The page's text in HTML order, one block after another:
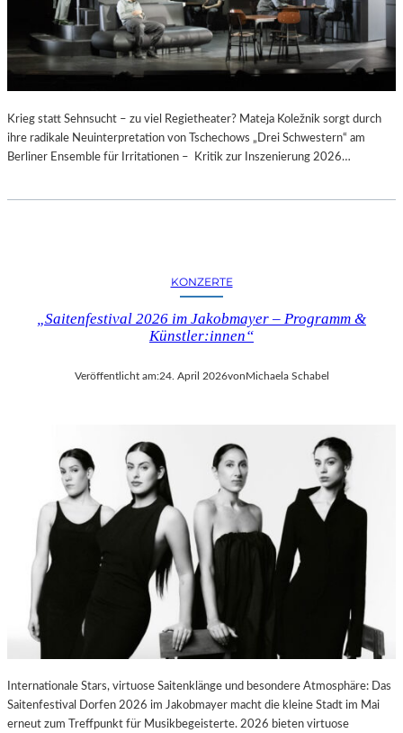
D
A
R
M
N
M
A
Krieg statt Sehnsucht – zu viel Regietheater? Mateja Koležnik sorgt durch
ihre radikale Neuinterpretation von Tschechows „Drei Schwestern“ am
Berliner Ensemble für Irritationen – Kritik zur Inszenierung 2026…
KONZERTE
„Saitenfestival 2026 im Jakobmayer – Programm &
Künstler:innen“
Veröffentlicht am:24. April 2026vonMichaela Schabel
Internationale Stars, virtuose Saitenklänge und besondere Atmosphäre: Das
Saitenfestival Dorfen 2026 im Jakobmayer macht die kleine Stadt im Mai
erneut zum Treffpunkt für Musikbegeisterte. 2026 bieten virtuose